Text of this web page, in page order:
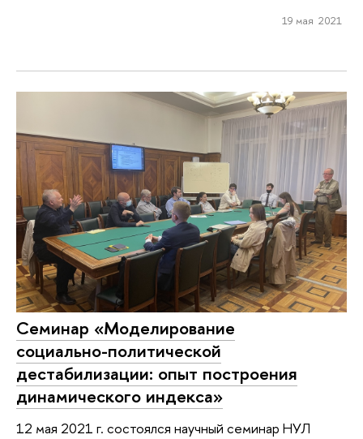
19 мая 2021
Семинар «Моделирование
социально-политической
дестабилизации: опыт построения
динамического индекса»
12 мая 2021 г. состоялся научный семинар НУЛ